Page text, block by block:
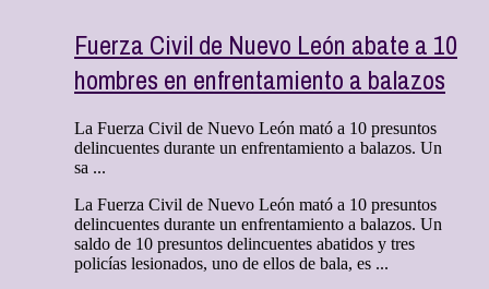
Fuerza Civil de Nuevo León abate a 10
hombres en enfrentamiento a balazos
La Fuerza Civil de Nuevo León mató a 10 presuntos
delincuentes durante un enfrentamiento a balazos. Un
sa ...
La Fuerza Civil de Nuevo León mató a 10 presuntos
delincuentes durante un enfrentamiento a balazos. Un
saldo de 10 presuntos delincuentes abatidos y tres
policías lesionados, uno de ellos de bala, es ...